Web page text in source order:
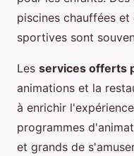
piscines chauffées
sportives sont
Les services offerts
animations et la
à enrichir
programmes
et grands de